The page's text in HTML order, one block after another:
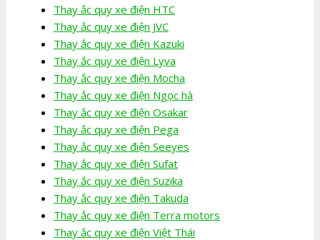
Thay ắc quy xe điện HTC
Thay ắc quy xe điện JVC
Thay ắc quy xe điện Kazuki
Thay ắc quy xe điện Lyva
Thay ắc quy xe điện Mocha
Thay ắc quy xe điện Ngọc hà
Thay ắc quy xe điện Osakar
Thay ắc quy xe điện Pega
Thay ắc quy xe điện Seeyes
Thay ắc quy xe điện Sufat
Thay ắc quy xe điện Suzika
Thay ắc quy xe điện Takuda
Thay ắc quy xe điện Terra motors
Thay ắc quy xe điện Việt Thái